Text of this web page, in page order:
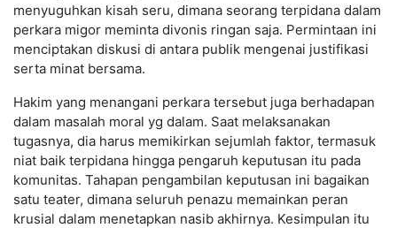
menyuguhkan kisah seru, dimana seorang terpidana dalam
perkara migor meminta divonis ringan saja. Permintaan ini
menciptakan diskusi di antara publik mengenai justifikasi
serta minat bersama.
Hakim yang menangani perkara tersebut juga berhadapan
dalam masalah moral yg dalam. Saat melaksanakan
tugasnya, dia harus memikirkan sejumlah faktor, termasuk
niat baik terpidana hingga pengaruh keputusan itu pada
komunitas. Tahapan pengambilan keputusan ini bagaikan
satu teater, dimana seluruh penazu memainkan peran
krusial dalam menetapkan nasib akhirnya. Kesimpulan itu